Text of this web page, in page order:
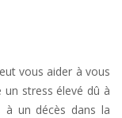
vous aider à vous
stress élevé dû à
à un décès dans la